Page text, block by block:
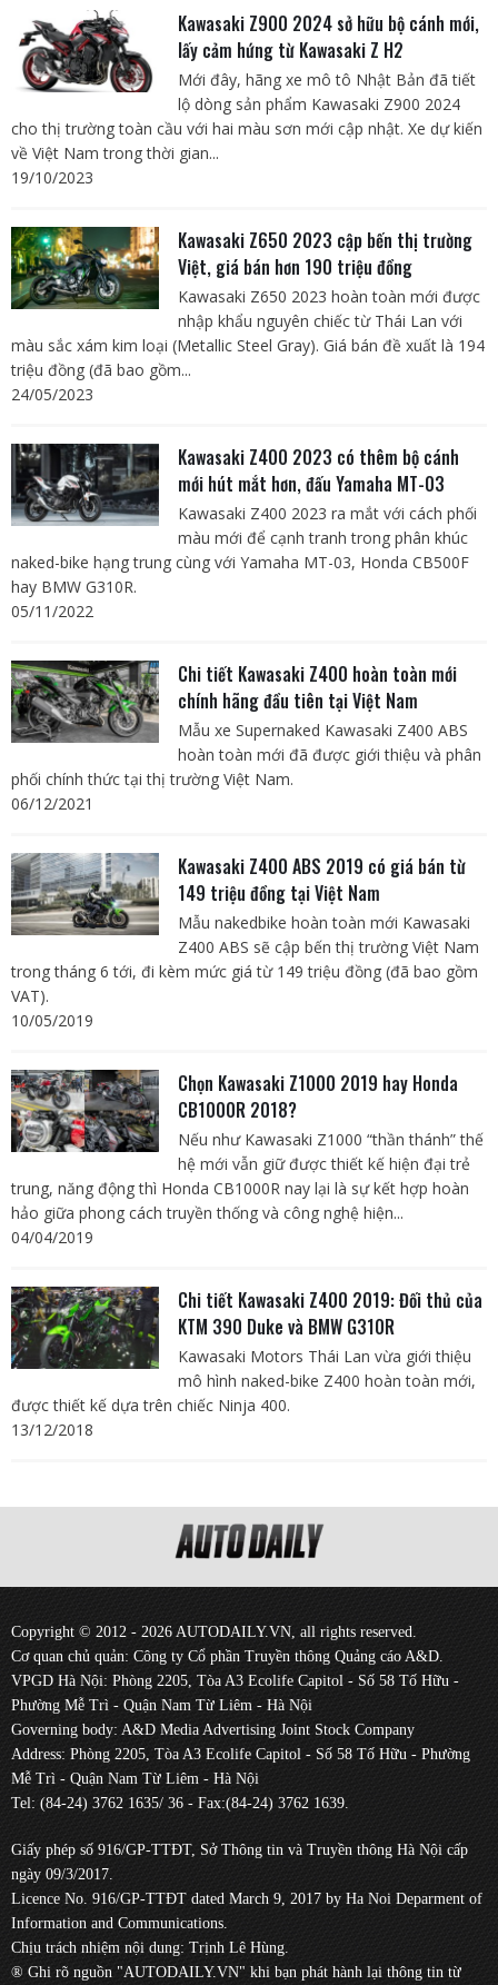
Kawasaki Z900 2024 sở hữu bộ cánh mới,
lấy cảm hứng từ Kawasaki Z H2
Mới đây, hãng xe mô tô Nhật Bản đã tiết
lộ dòng sản phẩm Kawasaki Z900 2024
cho thị trường toàn cầu với hai màu sơn mới cập nhật. Xe dự kiến
về Việt Nam trong thời gian...
19/10/2023
Kawasaki Z650 2023 cập bến thị trường
Việt, giá bán hơn 190 triệu đồng
Kawasaki Z650 2023 hoàn toàn mới được
nhập khẩu nguyên chiếc từ Thái Lan với
màu sắc xám kim loại (Metallic Steel Gray). Giá bán đề xuất là 194
triệu đồng (đã bao gồm...
24/05/2023
Kawasaki Z400 2023 có thêm bộ cánh
mới hút mắt hơn, đấu Yamaha MT-03
Kawasaki Z400 2023 ra mắt với cách phối
màu mới để cạnh tranh trong phân khúc
naked-bike hạng trung cùng với Yamaha MT-03, Honda CB500F
hay BMW G310R.
05/11/2022
Chi tiết Kawasaki Z400 hoàn toàn mới
chính hãng đầu tiên tại Việt Nam
Mẫu xe Supernaked Kawasaki Z400 ABS
hoàn toàn mới đã được giới thiệu và phân
phối chính thức tại thị trường Việt Nam.
06/12/2021
Kawasaki Z400 ABS 2019 có giá bán từ
149 triệu đồng tại Việt Nam
Mẫu nakedbike hoàn toàn mới Kawasaki
Z400 ABS sẽ cập bến thị trường Việt Nam
trong tháng 6 tới, đi kèm mức giá từ 149 triệu đồng (đã bao gồm
VAT).
10/05/2019
Chọn Kawasaki Z1000 2019 hay Honda
CB1000R 2018?
Nếu như Kawasaki Z1000 “thần thánh” thế
hệ mới vẫn giữ được thiết kế hiện đại trẻ
trung, năng động thì Honda CB1000R nay lại là sự kết hợp hoàn
hảo giữa phong cách truyền thống và công nghệ hiện...
04/04/2019
Chi tiết Kawasaki Z400 2019: Đối thủ của
KTM 390 Duke và BMW G310R
Kawasaki Motors Thái Lan vừa giới thiệu
mô hình naked-bike Z400 hoàn toàn mới,
được thiết kế dựa trên chiếc Ninja 400.
13/12/2018
Copyright © 2012 - 2026 AUTODAILY.VN, all rights reserved.
Cơ quan chủ quản: Công ty Cổ phần Truyền thông Quảng cáo A&D.
VPGD Hà Nội: Phòng 2205, Tòa A3 Ecolife Capitol - Số 58 Tố Hữu -
Phường Mễ Trì - Quận Nam Từ Liêm - Hà Nội
Governing body: A&D Media Advertising Joint Stock Company
Address: Phòng 2205, Tòa A3 Ecolife Capitol - Số 58 Tố Hữu - Phường
Mễ Trì - Quận Nam Từ Liêm - Hà Nội
Tel: (84-24) 3762 1635/ 36 - Fax:(84-24) 3762 1639.
Giấy phép số 916/GP-TTĐT, Sở Thông tin và Truyền thông Hà Nội cấp
ngày 09/3/2017.
Licence No. 916/GP-TTĐT dated March 9, 2017 by Ha Noi Deparment of
Information and Communications.
Chịu trách nhiệm nội dung: Trịnh Lê Hùng.
® Ghi rõ nguồn "AUTODAILY.VN" khi bạn phát hành lại thông tin từ